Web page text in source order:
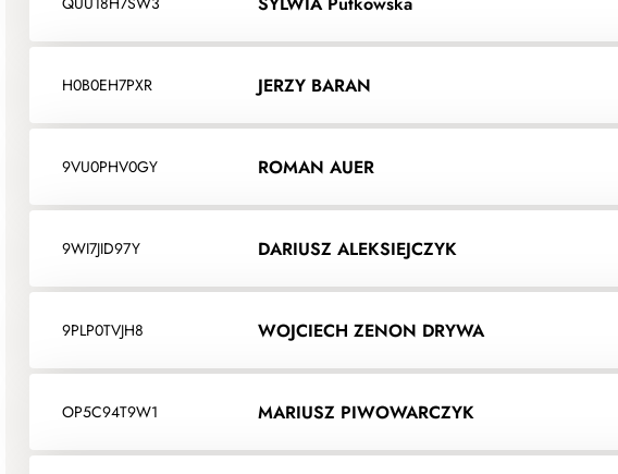
H0B0EH7PXR JERZY BARAN
9VU0PHV0GY ROMAN AUER
9WI7JID97Y DARIUSZ ALEKSIEJCZYK
9PLP0TVJH8 WOJCIECH ZENON DRYWA
OP5C94T9W1 MARIUSZ PIWOWARCZYK